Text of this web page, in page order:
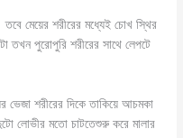
মেয়ের শরীরের মধ্যেই চোখ স্থির
তখন পুরোপুরি শরীরের সাথে লেপটে
ভেজা শরীরের দিকে তাকিয়ে আচমকা
লোভীর মতো চাটতেশুরু করে মালার